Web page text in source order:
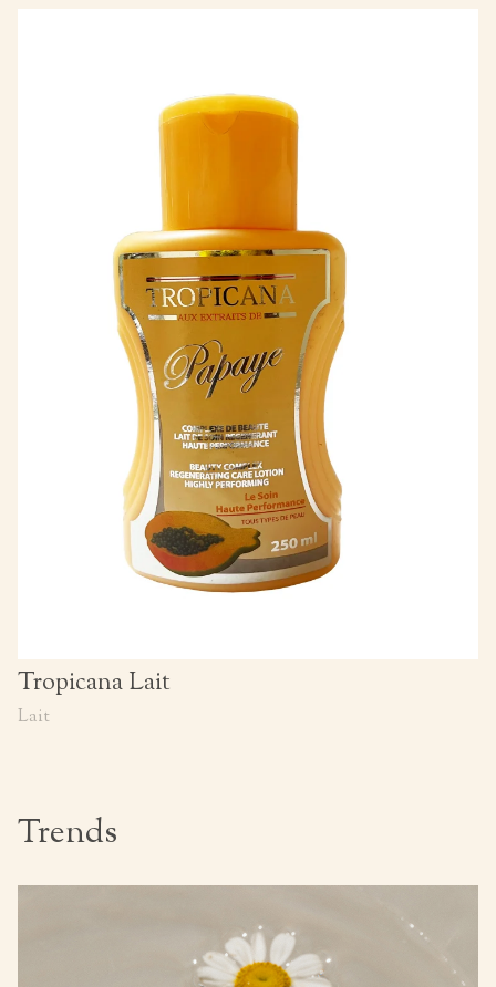
Tropicana Lait
Lait
Trends